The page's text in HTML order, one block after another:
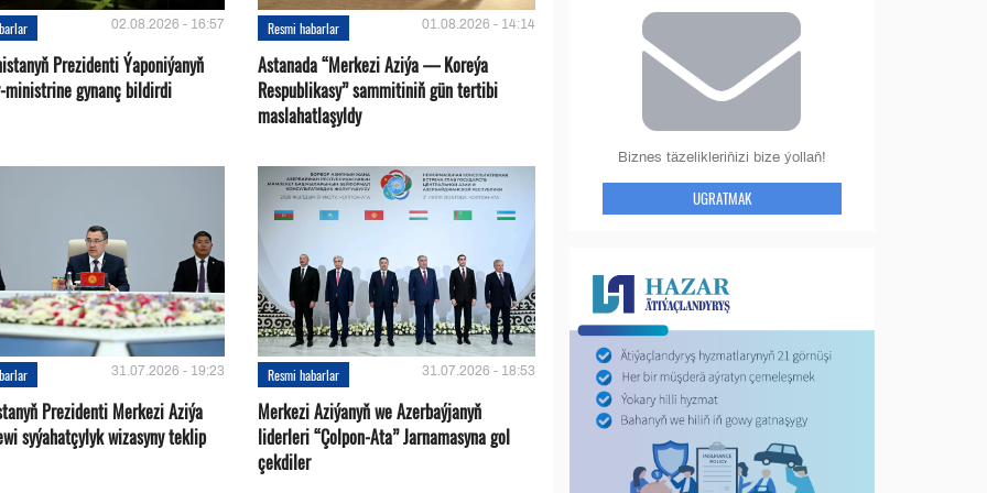
02.08.2026 - 16:57
Prezidenti Ýaponiýanyň
ministrine gynanç bildirdi
Resmi habarlar 01.08.2026 - 14:14
Astanada “Merkezi Aziýa — Koreýa
Respublikasy” sammitiniň gün tertibi
maslahatlaşyldy
31.07.2026 - 19:23
Prezidenti Merkezi Aziýa
syýahatçylyk wizasyny teklip
Resmi habarlar 31.07.2026 - 18:53
Merkezi Aziýanyň we Azerbaýjanyň
liderleri “Çolpon-Ata” Jarnamasyna gol
çekdiler
Biznes täzelikleriňizi bize ýollaň!
UGRATMAK